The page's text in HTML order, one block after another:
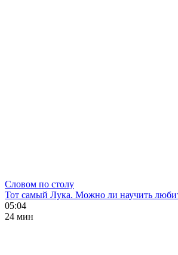
Словом по столу
Тот самый Лука. Можно ли научить
05:04
24 мин